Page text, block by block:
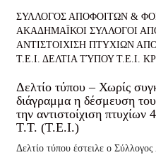
ΣΥΛΛΟΓΟΣ ΑΠΟΦΟΙΤΩΝ &
ΑΚΑΔΗΜΑΪΚΟΙ ΣΥΛΛΟΓΟΙ
ΑΝΤΙΣΤΟΙΧΙΣΗ ΠΤΥΧΙΩΝ
Τ.Ε.Ι. ΔΕΛΤΙΑ ΤΎΠΟΥ Τ.Ε.Ι.
Δελτίο τύπου – Χωρίς
διάγραμμα η δέσμευση
την αντιστοίχιση
Τ.Τ. (Τ.Ε.Ι.)
Δελτίο τύπου έστειλε ο